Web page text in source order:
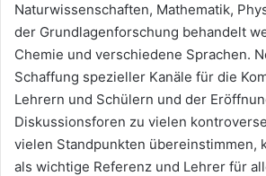
Naturwissenschaften, Mathematik,
der Grundlagenforschung behandelt
Chemie und verschiedene Sprachen.
Schaffung spezieller Kanäle für die
Lehrern und Schülern und der
Diskussionsforen zu vielen
vielen Standpunkten übereinstimmen,
als wichtige Referenz und Lehrer für